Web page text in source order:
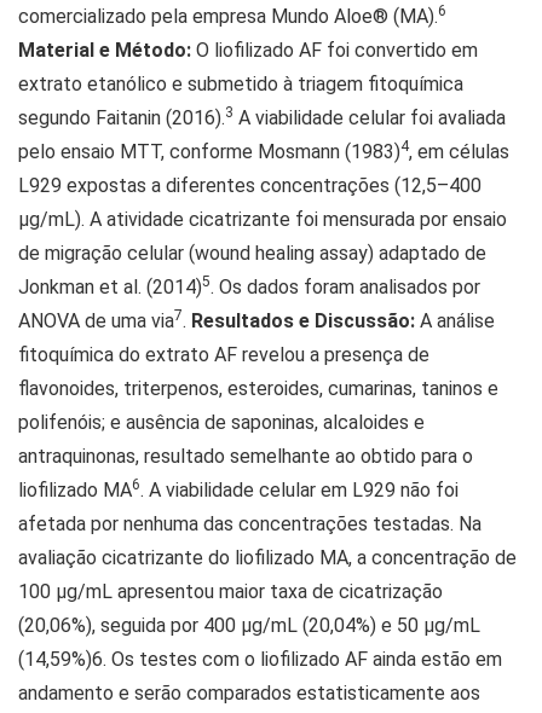
comercializado pela empresa Mundo Aloe® (MA).6
Material e Método: O liofilizado AF foi convertido em
extrato etanólico e submetido à triagem fitoquímica
segundo Faitanin (2016).3 A viabilidade celular foi avaliada
pelo ensaio MTT, conforme Mosmann (1983)4, em células
L929 expostas a diferentes concentrações (12,5–400
μg/mL). A atividade cicatrizante foi mensurada por ensaio
de migração celular (wound healing assay) adaptado de
Jonkman et al. (2014)5. Os dados foram analisados por
ANOVA de uma via7. Resultados e Discussão: A análise
fitoquímica do extrato AF revelou a presença de
flavonoides, triterpenos, esteroides, cumarinas, taninos e
polifenóis; e ausência de saponinas, alcaloides e
antraquinonas, resultado semelhante ao obtido para o
liofilizado MA6. A viabilidade celular em L929 não foi
afetada por nenhuma das concentrações testadas. Na
avaliação cicatrizante do liofilizado MA, a concentração de
100 μg/mL apresentou maior taxa de cicatrização
(20,06%), seguida por 400 μg/mL (20,04%) e 50 μg/mL
(14,59%)6. Os testes com o liofilizado AF ainda estão em
andamento e serão comparados estatisticamente aos